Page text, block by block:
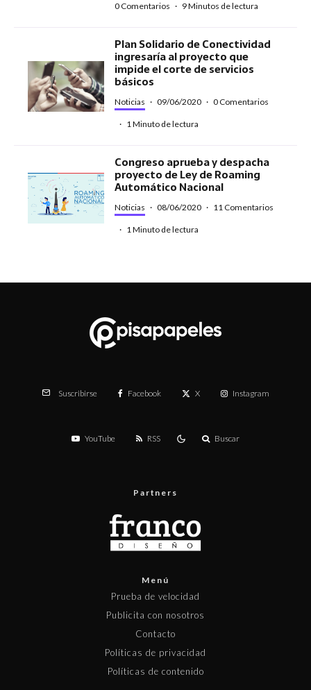
0 Comentarios · 9 Minutos de lectura
Plan Solidario de Conectividad
ingresaría al proyecto que
impide el corte de servicios
básicos
Noticias · 09/06/2020 · 0 Comentarios
· 1 Minuto de lectura
Congreso aprueba y despacha
proyecto de Ley de Roaming
Automático Nacional
Noticias · 08/06/2020 · 11 Comentarios
· 1 Minuto de lectura
Suscribirse Facebook X Instagram
YouTube RSS Buscar
Partners
Menú
Prueba de velocidad
Publicita con nosotros
Contacto
Políticas de privacidad
Políticas de contenido